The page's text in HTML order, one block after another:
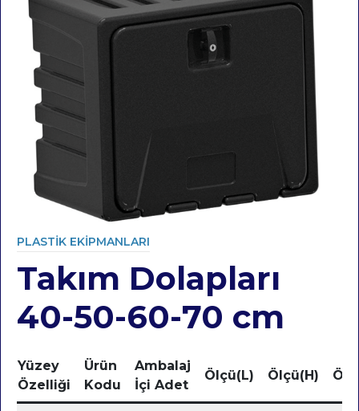
PLASTIK EKIPMANLARI
Category
Takım Dolapları
40-50-60-70 cm
Yüzey
Özelliği
Ürün
Kodu
Ambalaj
İçi Adet
Ölçü(L) Ölçü(H)